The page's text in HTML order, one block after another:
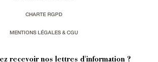
CHARTE RGPD
MENTIONS LÉGALES & CGU
recevoir nos lettres d'information ?